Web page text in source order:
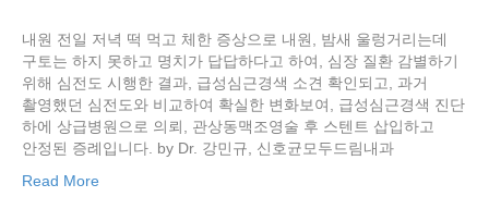
내원 전일 저녁 떡 먹고 체한 증상으로 내원, 밤새 울렁거리는데
구토는 하지 못하고 명치가 답답하다고 하여, 심장 질환 감별하기
위해 심전도 시행한 결과, 급성심근경색 소견 확인되고, 과거
촬영했던 심전도와 비교하여 확실한 변화보여, 급성심근경색 진단
하에 상급병원으로 의뢰, 관상동맥조영술 후 스텐트 삽입하고
안정된 증례입니다. by Dr. 강민규, 신호균모두드림내과
Read More